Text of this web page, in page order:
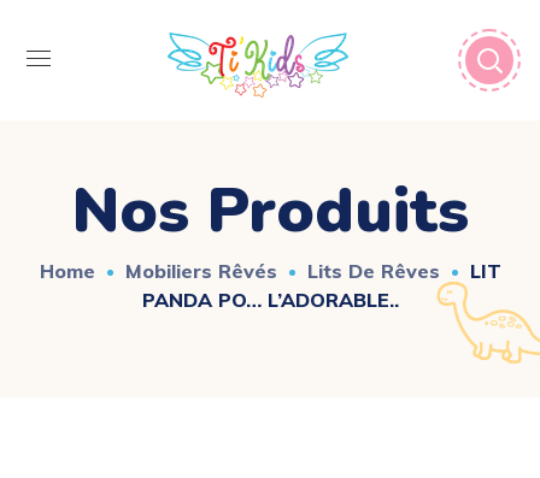
Nos Produits
Home Mobiliers Rêvés Lits De Rêves
LIT
PANDA PO… L’ADORABLE..